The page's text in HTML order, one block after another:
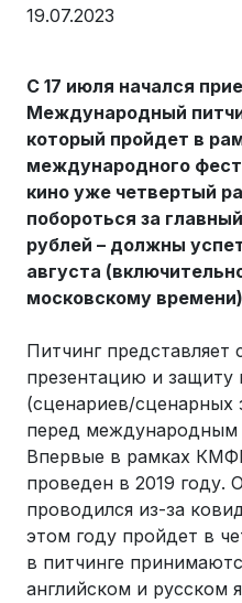
19.07.2023
С 17 июля начался
Международный
который пройдет в
международного
кино уже четвертый
побороться за
рублей – должны
августа
московскому
Питчинг представляет
презентацию и защиту
(сценариев/сценарных
перед международным
Впервые в рамках
проведен в 2019 году.
проводился из-за
этом году пройдет в
в питчинге
английском и русском